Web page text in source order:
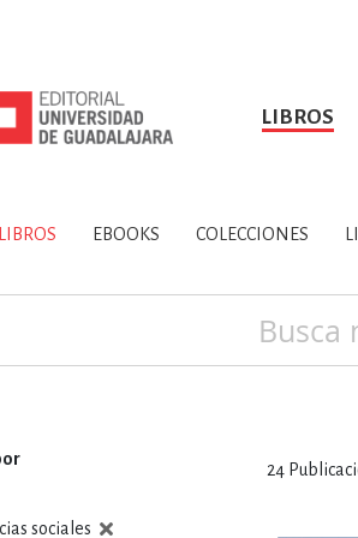
LIBROS
TODOS LOS LIBROS
NOSOTROS HISTORIA
CIENCIAS DE LA
EBOOKS COLECCIONES
24
sociales